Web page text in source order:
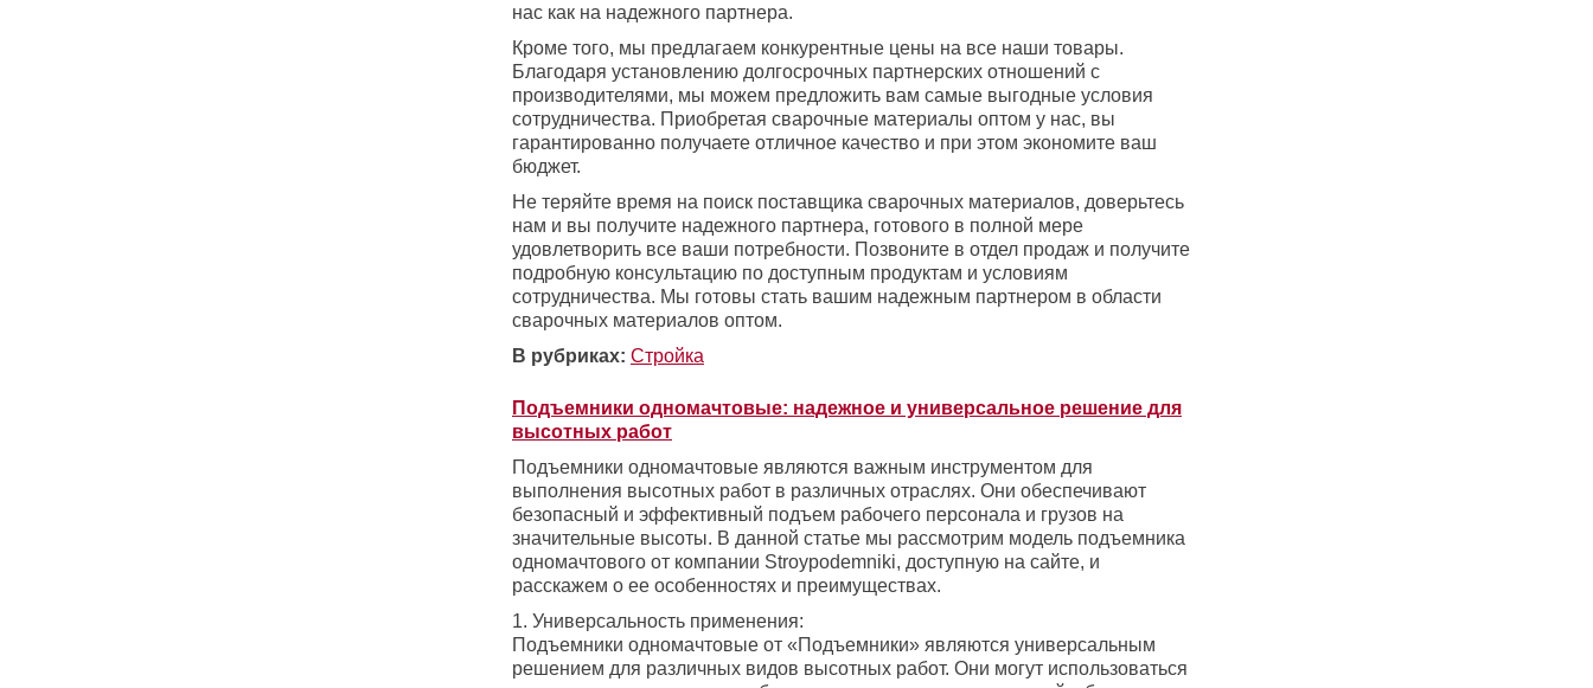
нас как на надежного партнера.
Кроме того, мы предлагаем конкурентные цены на все наши товары.
Благодаря установлению долгосрочных партнерских отношений с
производителями, мы можем предложить вам самые выгодные условия
сотрудничества. Приобретая сварочные материалы оптом у нас, вы
гарантированно получаете отличное качество и при этом экономите ваш
бюджет.
Не теряйте время на поиск поставщика сварочных материалов, доверьтесь
нам и вы получите надежного партнера, готового в полной мере
удовлетворить все ваши потребности. Позвоните в отдел продаж и получите
подробную консультацию по доступным продуктам и условиям
сотрудничества. Мы готовы стать вашим надежным партнером в области
сварочных материалов оптом.
В рубриках: Стройка
Подъемники одномачтовые: надежное и универсальное решение для
высотных работ
Подъемники одномачтовые являются важным инструментом для
выполнения высотных работ в различных отраслях. Они обеспечивают
безопасный и эффективный подъем рабочего персонала и грузов на
значительные высоты. В данной статье мы рассмотрим модель подъемника
одномачтового от компании Stroypodemniki, доступную на сайте, и
расскажем о ее особенностях и преимуществах.
1. Универсальность применения:
Подъемники одномачтовые от «Подъемники» являются универсальным
решением для различных видов высотных работ. Они могут использоваться